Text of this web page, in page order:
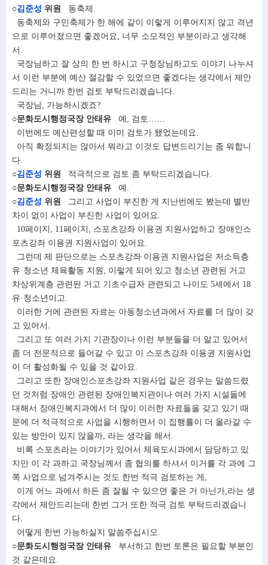
○김준성 위원
동축제.
동축제와 구민축제가 한 해에 같이 이렇게 이루어지지 않고 격년
으로 이루어졌으면 좋겠어요, 너무 소모적인 부분이라고 생각해
서.
국장님하고 잘 상의 한 번 하시고 구청장님하고도 이야기 나누셔
서 이런 부분에 예산 절감할 수 있었으면 좋겠다는 생각에서 제안
드리는 거니까 한번 검토 부탁드리겠습니다.
국장님, 가능하시겠죠?
○문화도시행정국장 안태유 예, 검토……
이번에도 예산편성할 때 이미 검토가 됐었는데요.
아직 확정되지는 않아서 뭐라고 이것도 답변드리기는 좀 뭐합니
다.
○김준성 위원
적극적으로 검토 좀 부탁드리겠습니다.
○문화도시행정국장 안태유 예.
○김준성 위원
그리고 사업이 부진한 게 지난번에도 봤는데 별반
차이 없이 사업이 부진한 사업이 있어요.
10페이지, 11페이지, 스포츠강좌 이용권 지원사업하고 장애인스
포츠강좌 이용권 지원사업이 있어요.
그런데 제 판단으로는 스포츠강좌 이용권 지원사업은 저소득층
유·청소년 체육활동 지원, 이렇게 되어 있고 청소년 관련된 거고
차상위계층 관련된 거고 기초수급자 관련되고 나이도 5세에서 18
유·청소년이고.
이러한 거에 관련된 자료는 아동청소년과에서 자료를 더 많이 갖
고 있어서.
그리고 또 여러 가지 기관장이나 이런 부분들을 더 알고 있어서
좀 더 전문적으로 들어갈 수 있고 이 스포츠강좌 이용권 지원사업
이 더 활성화될 수 있을 것 같아요.
그리고 또한 장애인스포츠강좌 지원사업 같은 경우는 말씀드렸
던 것처럼 장애인 관련된 장애인복지관이나 여러 가지 시설들에
대해서 장애인복지과에서 더 많이 이러한 자료들을 갖고 있기 때
문에 더 적극적으로 사업을 시행하면서 이 집행률이 더 올라갈 수
있는 방안이 있지 않을까, 라는 생각을 해서.
비록 스포츠라는 이야기가 있어서 체육도시과에서 담당하고 있
지만 이 각 과하고 국장님께서 좀 협의를 하셔서 이거를 각 과에 그
쪽 사업으로 넘겨주시는 것도 한번 적극 검토하는 게,
이게 어느 과에서 하든 좀 잘될 수 있으면 좋은 거 아닌가,라는 생
각에서 제안드리는데 한번 그거 또한 적극 검토 부탁드리겠습니
다.
어떻게 한번 가능하실지 말씀주십시오.
○문화도시행정국장 안태유 부서하고 한번 토론은 필요할 부분인
것 같은데요.